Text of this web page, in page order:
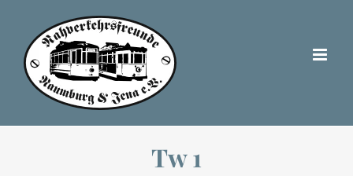
Inhalt
springen
Tw 1